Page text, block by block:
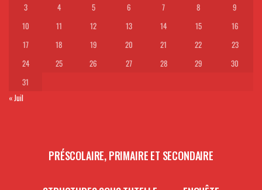
3
4 5 6 7 8
9
10
11 12 13 14 15
16
17
18 19 20 21 22
23
24
25 26 27 28 29
30
31
« Juil
PRÉSCOLAIRE, PRIMAIRE ET SECONDAIRE